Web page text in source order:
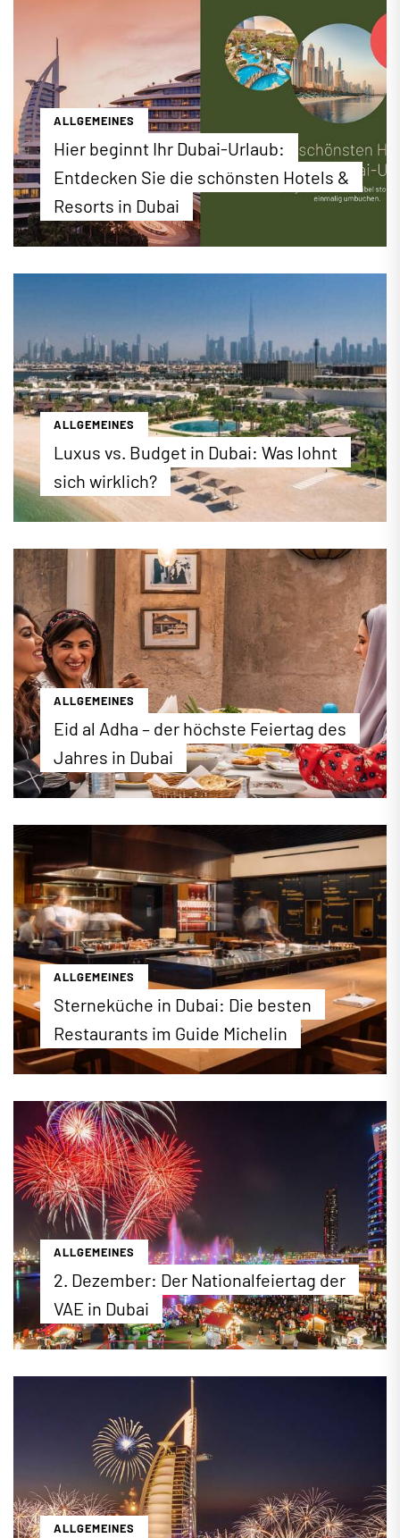
ALLGEMEINES
Hier beginnt Ihr Dubai-Urlaub:
Entdecken Sie die schönsten Hotels &
Resorts in Dubai
Luxuriöser Badeurlaub, spannender City-Trip oder
Resorts zu attraktiven Konditionen direkt online
unter ewtc.de!
...mehr erfahren
ALLGEMEINES
Luxus vs. Budget in Dubai: Was lohnt
sich wirklich?
Luxus oder Budget? Wir zeigen Ihnen, welches
stellen Ihnen die besten Hotels für preisbewusste
und luxusaffine Reisende vor.
...mehr erfahren
ALLGEMEINES
Eid al Adha – der höchste Feiertag des
Jahres in Dubai
2026 findet das islamische Opferfest (Eid Al-Adha)
den Emiraten als höchster Feiertag und wird vier
Tage lang gefeiert. Wir stellen die Hintergründe
und Feierlichkeiten des religiösen Festes vor.
...mehr erfahren
ALLGEMEINES
Sterneküche in Dubai: Die besten
Restaurants im Guide Michelin
Eine Stadt, die nie aufhört zu überraschen: Dubai
und die Bestenliste des Guide Michelin in Dubai
beweist es eindrucksvoll. Erstmals tragen gleich
zwei Restaurants die begehrten drei Sterne. Die
komplette Bestenliste finden Sie auf dubai.de.
...mehr erfahren
ALLGEMEINES
2. Dezember: Der Nationalfeiertag der
VAE in Dubai
Der 2. Dezember ist der Nationalfeiertag in den
Dhabi, Dubai, Sharjah, Fujairah, Umm Al Quwain und
Ajman einen gemeinsamen Staat. Wie jedes Jahr
finden im ganzen Land zahlreiche Feierlichkeiten
zu Ehren der Gründung der VAE statt. Wir stellen
die wichtigsten, öffentlichen Feste vor.
...mehr erfahren
ALLGEMEINES